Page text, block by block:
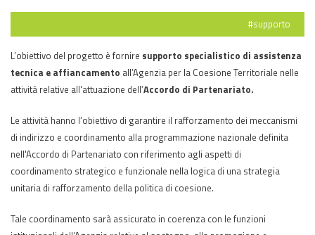
#supporto
L’obiettivo del progetto è fornire supporto specialistico di assistenza
tecnica e affiancamento all’Agenzia per la Coesione Territoriale nelle
attività relative all'attuazione dell’Accordo di Partenariato.
Le attività hanno l’obiettivo di garantire il rafforzamento dei meccanismi
di indirizzo e coordinamento alla programmazione nazionale definita
nell'Accordo di Partenariato con riferimento agli aspetti di
coordinamento strategico e funzionale nella logica di una strategia
unitaria di rafforzamento della politica di coesione.
Tale coordinamento sarà assicurato in coerenza con le funzioni